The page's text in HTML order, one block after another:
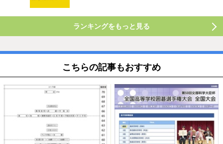
ランキングをもっと見る
こちらの記事もおすすめ